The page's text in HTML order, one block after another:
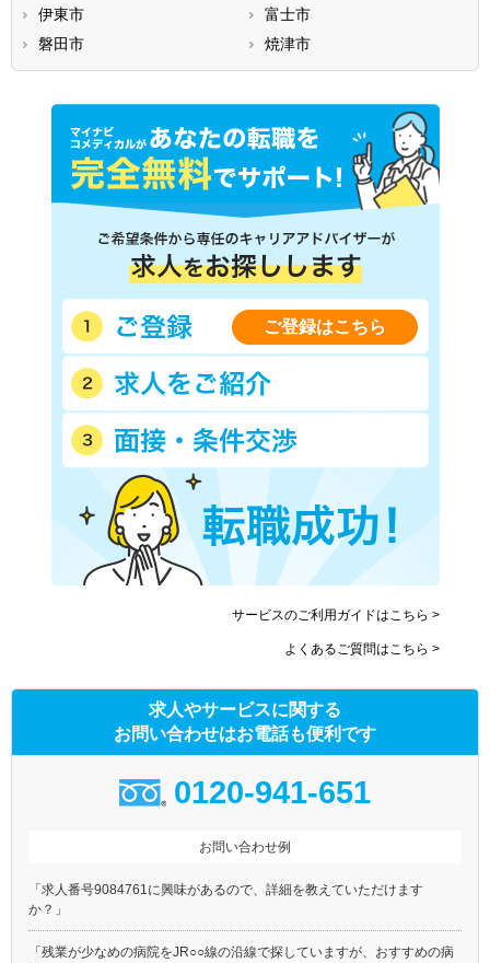
伊東市
富士市
磐田市
焼津市
ご登録はこちら
サービスのご利用ガイドはこちら >
よくあるご質問はこちら >
求人やサービスに関する
お問い合わせはお電話も便利です
0120-941-651
お問い合わせ例
「求人番号9084761に興味があるので、詳細を教えていただけます
か？」
「残業が少なめの病院をJR○○線の沿線で探していますが、おすすめの病